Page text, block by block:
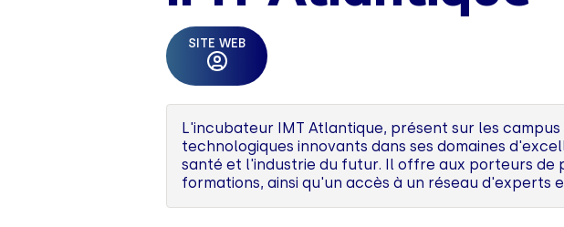
SITE WEB
L'incubateur IMT Atlantique, présent sur les
technologiques innovants dans ses domaines
santé et l'industrie du futur. Il offre aux porteurs de
formations, ainsi qu'un accès à un réseau d'experts